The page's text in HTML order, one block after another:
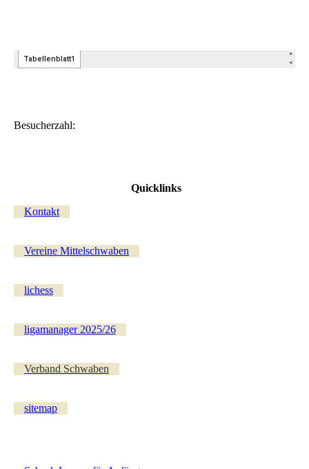
Besucherzahl:
Quicklinks
Kontakt
Vereine Mittelschwaben
lichess
ligamanager 2025/26
Verband Schwaben
sitemap